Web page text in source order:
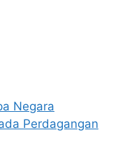
Negara
Perdagangan